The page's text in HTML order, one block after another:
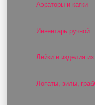
Аэраторы и катки
Инвентарь ручной
Лейки и изделия
Лопаты, вилы,